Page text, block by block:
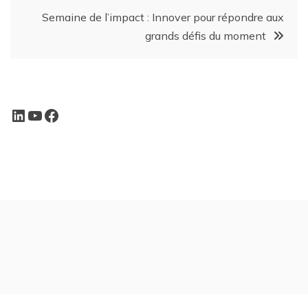
Semaine de l’impact : Innover pour répondre aux
grands défis du moment